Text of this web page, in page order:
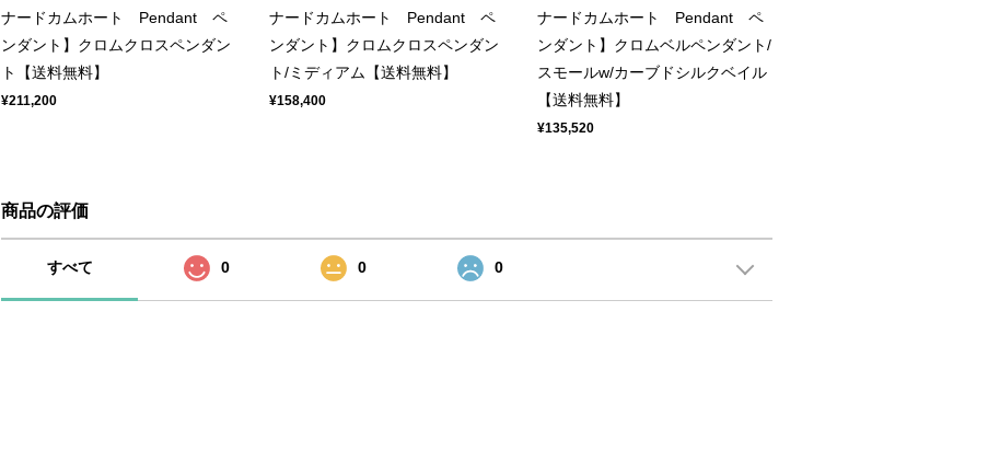
ナードカムホート Pendant ペ
ンダント】クロムクロスペンダン
ト【送料無料】
¥211,200
ナードカムホート Pendant ペ
ンダント】クロムクロスペンダン
ト/ミディアム【送料無料】
¥158,400
ナードカムホート Pendant ペ
ンダント】クロムベルペンダント/
スモールw/カーブドシルクベイル
【送料無料】
¥135,520
商品の評価
すべて 0 0 0